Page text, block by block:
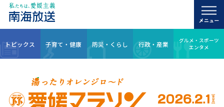
トピックス 子育て・健康 防災・くらし 行政・産業
グルメ・スポーツ
エンタメ